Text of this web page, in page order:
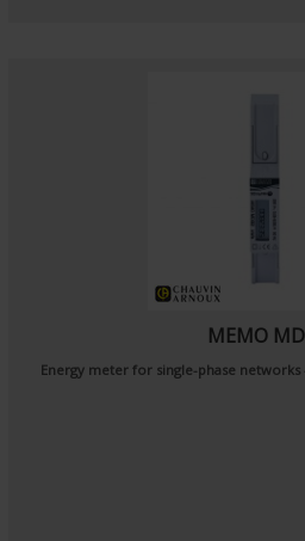
MEMO
Energy meter for single-phase